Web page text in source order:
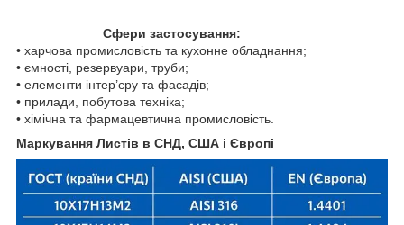
Сфери застосування:
• харчова промисловість та кухонне обладнання;
• ємності, резервуари, труби;
• елементи інтер’єру та фасадів;
• прилади, побутова техніка;
• хімічна та фармацевтична промисловість.
Маркування Листів в СНД, США і Європі